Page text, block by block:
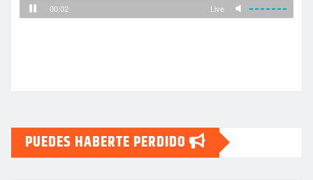
PUEDES HABERTE PERDIDO